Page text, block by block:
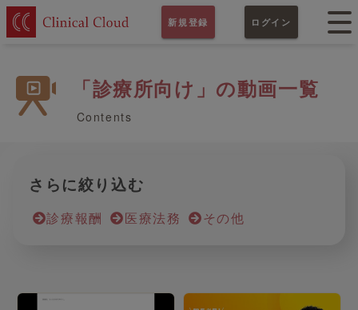
新規登録 ログイン
「診療所向け」の動画一覧
Contents
さらに絞り込む
診療報酬 医療法務 その他